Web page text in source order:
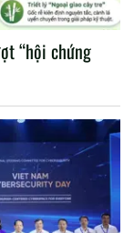
“hội chứng